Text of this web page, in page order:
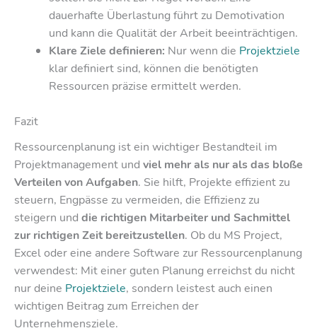
dauerhafte Überlastung führt zu Demotivation
und kann die Qualität der Arbeit beeinträchtigen.
Klare Ziele definieren: Nur wenn die Projektziele
klar definiert sind, können die benötigten
Ressourcen präzise ermittelt werden.
Fazit
Ressourcenplanung ist ein wichtiger Bestandteil im
Projektmanagement und viel mehr als nur als das bloße
Verteilen von Aufgaben. Sie hilft, Projekte effizient zu
steuern, Engpässe zu vermeiden, die Effizienz zu
steigern und die richtigen Mitarbeiter und Sachmittel
zur richtigen Zeit bereitzustellen. Ob du MS Project,
Excel oder eine andere Software zur Ressourcenplanung
verwendest: Mit einer guten Planung erreichst du nicht
nur deine Projektziele, sondern leistest auch einen
wichtigen Beitrag zum Erreichen der
Unternehmensziele.